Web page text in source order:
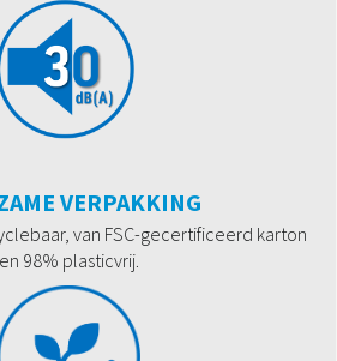
VERPAKKING
van FSC-gecertificeerd karton
en 98% plasticvrij.